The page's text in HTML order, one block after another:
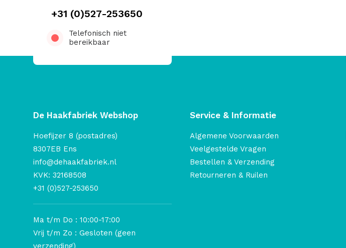
+31 (0)527-253650
Telefonisch niet
bereikbaar
De Haakfabriek Webshop
Hoefijzer 8 (postadres)
8307EB Ens
info@dehaakfabriek.nl
KVK: 32168508
+31 (0)527-253650
Ma t/m Do : 10:00-17:00
Vrij t/m Zo : Gesloten (geen
verzending)
Service & Informatie
Algemene Voorwaarden
Veelgestelde Vragen
Bestellen & Verzending
Retourneren & Ruilen